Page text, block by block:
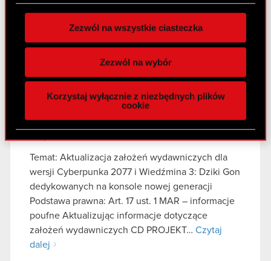
zgodę w dowolnej chwili.
Wykorzystujemy pliki cookie do
funkcje społecznościowe i analizować ruch w
naszej witrynie. Informacje o tym, jak korzystasz
z naszej witryny, udostępniamy partnerom
Partnerzy mogą połączyć te informacje z innymi
danymi otrzymanymi od Ciebie lub uzyskanymi
podczas korzystania z ich usług. Kontynuując
korzystanie z naszej witryny, zgadasz się na
używanie plików cookie.
Zezwól na wszystkie ciasteczka
Zezwól na wybór
Korzystaj wyłącznie z niezbędnych plików
cookie
prawna: Art. 17 MAR – Informacje poufne Zarząd
Ujawnienie informacji poufnej
dotyczącej podjętych negocjacji oraz
Raport bieżący 39/2021
Temat: Aktualizacja założeń wydawniczych dla
wersji Cyberpunka 2077 i Wiedźmina 3: Dziki Gon
dedykowanych na konsole nowej generacji
Podstawa prawna: Art. 17 ust. 1 MAR – informacje
poufne Aktualizując informacje dotyczące
założeń wydawniczych CD PROJEKT… Czytaj
dalej